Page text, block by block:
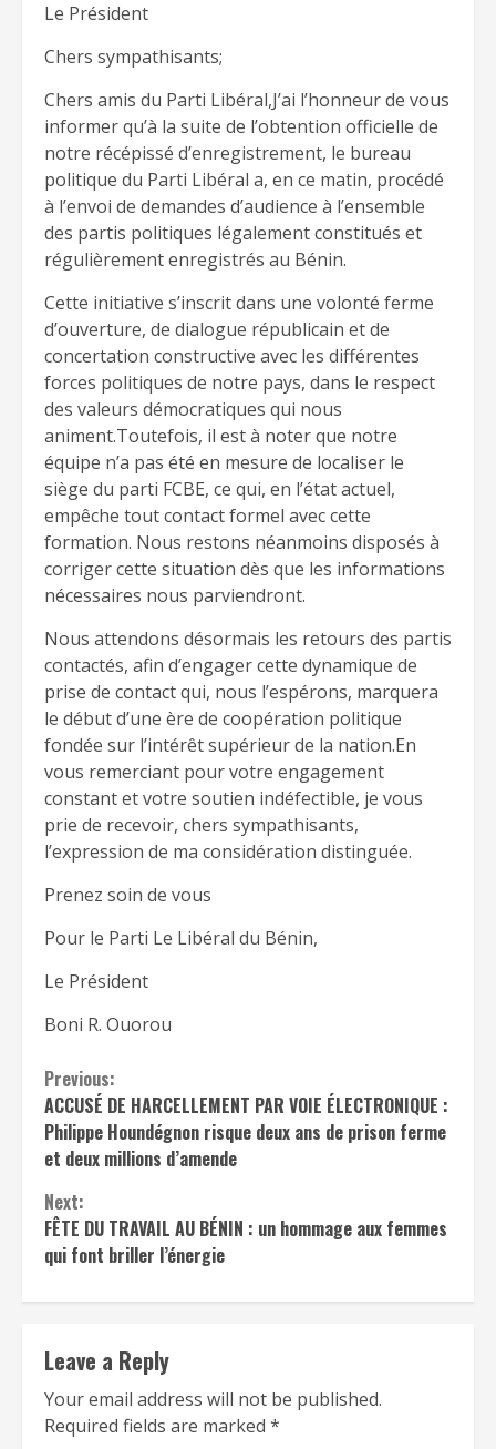
Le Président
Chers sympathisants;
Chers amis du Parti Libéral,J’ai l’honneur de vous
informer qu’à la suite de l’obtention officielle de
notre récépissé d’enregistrement, le bureau
politique du Parti Libéral a, en ce matin, procédé
à l’envoi de demandes d’audience à l’ensemble
des partis politiques légalement constitués et
régulièrement enregistrés au Bénin.
Cette initiative s’inscrit dans une volonté ferme
d’ouverture, de dialogue républicain et de
concertation constructive avec les différentes
forces politiques de notre pays, dans le respect
des valeurs démocratiques qui nous
animent.Toutefois, il est à noter que notre
équipe n’a pas été en mesure de localiser le
siège du parti FCBE, ce qui, en l’état actuel,
empêche tout contact formel avec cette
formation. Nous restons néanmoins disposés à
corriger cette situation dès que les informations
nécessaires nous parviendront.
Nous attendons désormais les retours des partis
contactés, afin d’engager cette dynamique de
prise de contact qui, nous l’espérons, marquera
le début d’une ère de coopération politique
fondée sur l’intérêt supérieur de la nation.En
vous remerciant pour votre engagement
constant et votre soutien indéfectible, je vous
prie de recevoir, chers sympathisants,
l’expression de ma considération distinguée.
Prenez soin de vous
Pour le Parti Le Libéral du Bénin,
Le Président
Boni R. Ouorou
Continue
Reading
Previous:
ACCUSÉ DE HARCELLEMENT PAR VOIE ÉLECTRONIQUE :
Philippe Houndégnon risque deux ans de prison ferme
et deux millions d’amende
Next:
FÊTE DU TRAVAIL AU BÉNIN : un hommage aux femmes
qui font briller l’énergie
Leave a Reply
Your email address will not be published.
Required fields are marked *